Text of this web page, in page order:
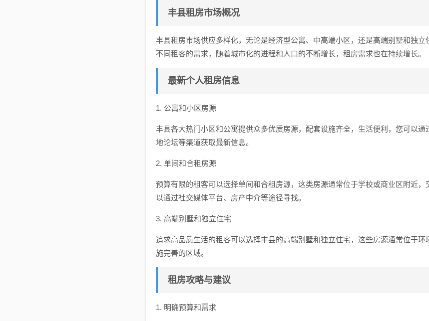
丰县租房市场概况
丰县租房市场供应多样化，无论是经济型公寓、中高端小区，还是高端别墅和独立
不同租客的需求，随着城市化的进程和人口的不断增长，租房需求也在持续增长。
最新个人租房信息
1. 公寓和小区房源
丰县各大热门小区和公寓提供众多优质房源，配套设施齐全，生活便利，您可以通
地论坛等渠道获取最新信息。
2. 单间和合租房源
预算有限的租客可以选择单间和合租房源，这类房源通常位于学校或商业区附近，
以通过社交媒体平台、房产中介等途径寻找。
3. 高端别墅和独立住宅
追求高品质生活的租客可以选择丰县的高端别墅和独立住宅，这些房源通常位于环
施完善的区域。
租房攻略与建议
1. 明确预算和需求